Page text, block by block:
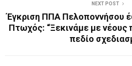
NEXT POST
Έγκριση ΠΠΑ Πελοποννήσου
Πτωχός: “Ξεκινάμε με νέους
πεδίο